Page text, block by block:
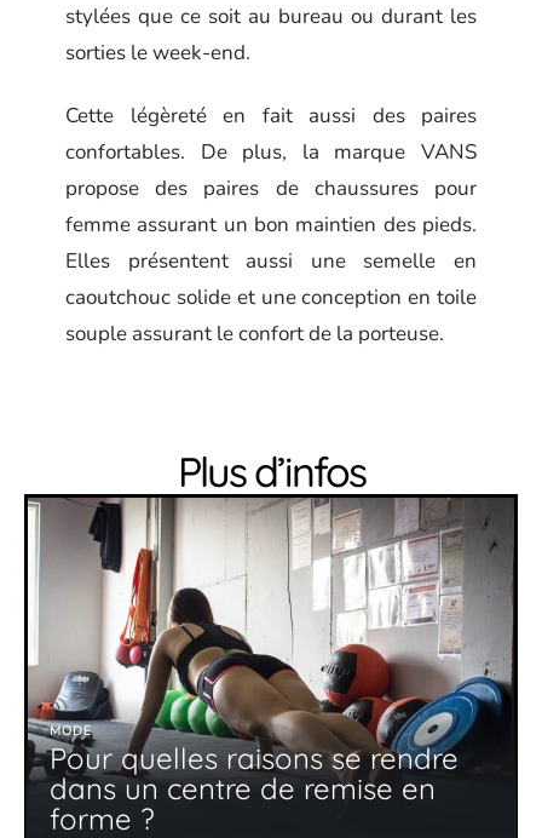
stylées que ce soit au bureau ou durant les
sorties le week-end.
Cette légèreté en fait aussi des paires
confortables. De plus, la marque VANS
propose des paires de chaussures pour
femme assurant un bon maintien des pieds.
Elles présentent aussi une semelle en
caoutchouc solide et une conception en toile
souple assurant le confort de la porteuse.
Plus d’infos
MODE
Pour quelles raisons se rendre
dans un centre de remise en
forme ?